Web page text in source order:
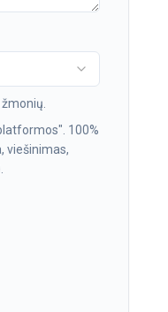
100%
viešinimas,